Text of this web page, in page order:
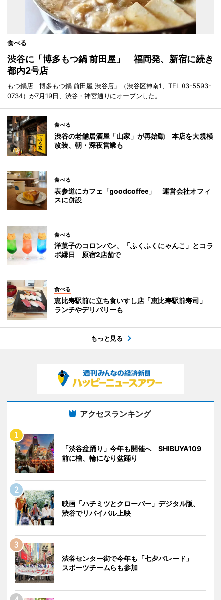
食べる
渋谷に「博多もつ鍋 前田屋」 福岡発、新宿に続き
都内2号店
もつ鍋店「博多もつ鍋 前田屋 渋谷店」（渋谷区神南1、TEL 03-5593-
0734）が7月19日、渋谷・神宮通りにオープンした。
食べる
渋谷の老舗居酒屋「山家」が再始動 本店を大規模
改装、朝・深夜営業も
食べる
表参道にカフェ「goodcoffee」 運営会社オフィ
スに併設
食べる
洋菓子のコロンバン、「ふくふくにゃんこ」とコラ
ボ縁日 原宿2店舗で
食べる
恵比寿駅前に立ち食いすし店「恵比寿駅前寿司」
ランチやデリバリーも
もっと見る
アクセスランキング
「渋谷盆踊り」今年も開催へ SHIBUYA109
前に櫓、輪になり盆踊り
映画「ハチミツとクローバー」デジタル版、
渋谷でリバイバル上映
渋谷センター街で今年も「七夕パレード」
スポーツチームらも参加